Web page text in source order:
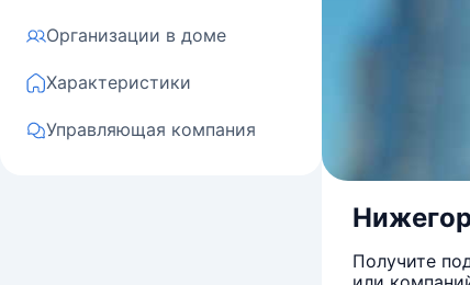
Организации в доме
Характеристики
Управляющая компания
Получите